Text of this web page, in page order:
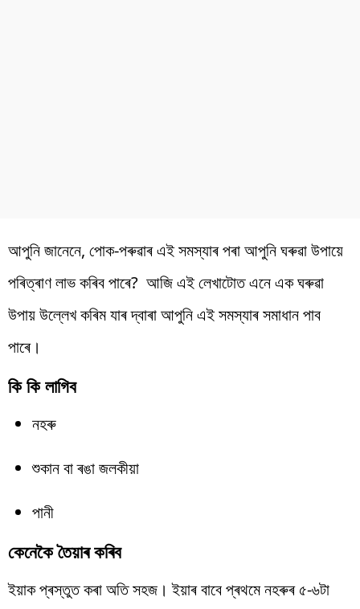
আপুনি জানেনে, পোক-পৰুৱাৰ এই সমস্যাৰ পৰা আপুনি ঘৰুৱা উপায়ে
পৰিত্ৰাণ লাভ কৰিব পাৰে? আজি এই লেখাটোত এনে এক ঘৰুৱা
উপায় উল্লেখ কৰিম যাৰ দ্বাৰা আপুনি এই সমস্যাৰ সমাধান পাব
পাৰে।
কি কি লাগিব
নহৰু
শুকান বা ৰঙা জলকীয়া
পানী
কেনেকৈ তৈয়াৰ কৰিব
ইয়াক প্ৰস্তুত কৰা অতি সহজ। ইয়াৰ বাবে প্ৰথমে নহৰুৰ ৫-৬টা